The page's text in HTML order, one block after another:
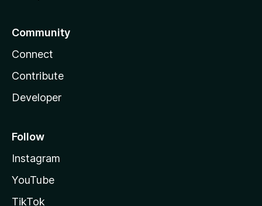
Community
Connect
Contribute
Developer
Follow
Instagram
YouTube
TikTok